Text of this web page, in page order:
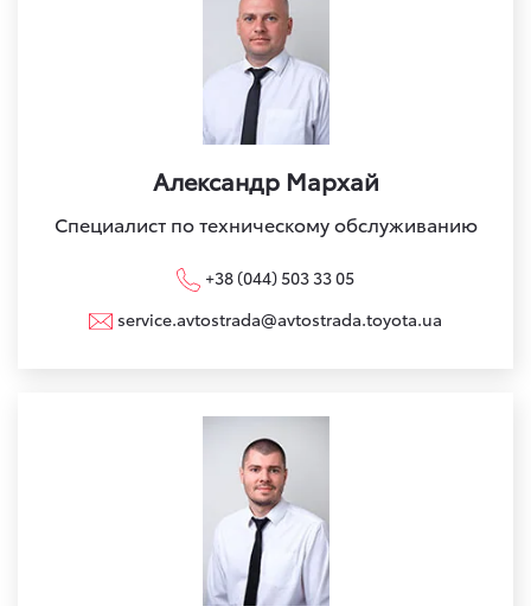
Александр Мархай
Специалист по техническому обслуживанию
+38 (044) 503 33 05
service.avtostrada@avtostrada.toyota.ua